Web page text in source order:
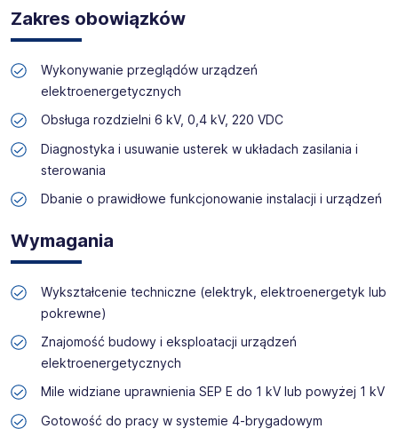
o ponad 70-letnim doświadczeniu, działająca w 82
krajach. Na polskim rynku jesteśmy od 2001 roku i obecnie
posiadamy prawie 35 oddziałów w całym kraju. Naszym
celem jest otwieranie przed kandydatami nowych
możliwości, pomoc w znalezieniu pracy odpowiadającej
ich kwalifikacjom i doświadczeniu. Więcej informacji na
temat Manpower znajduje się na www.manpower.pl
Skontaktuj się z nami - to nic nie kosztuje, możesz za to
zyskać profesjonalne doradztwo i wymarzoną pracę!
Zakres obowiązków
Wykonywanie przeglądów urządzeń
elektroenergetycznych
Obsługa rozdzielni 6 kV, 0,4 kV, 220 VDC
Diagnostyka i usuwanie usterek w układach zasilania i
sterowania
Dbanie o prawidłowe funkcjonowanie instalacji i urządzeń
Wymagania
Wykształcenie techniczne (elektryk, elektroenergetyk lub
pokrewne)
Znajomość budowy i eksploatacji urządzeń
elektroenergetycznych
Mile widziane uprawnienia SEP E do 1 kV lub powyżej 1 kV
Gotowość do pracy w systemie 4-brygadowym